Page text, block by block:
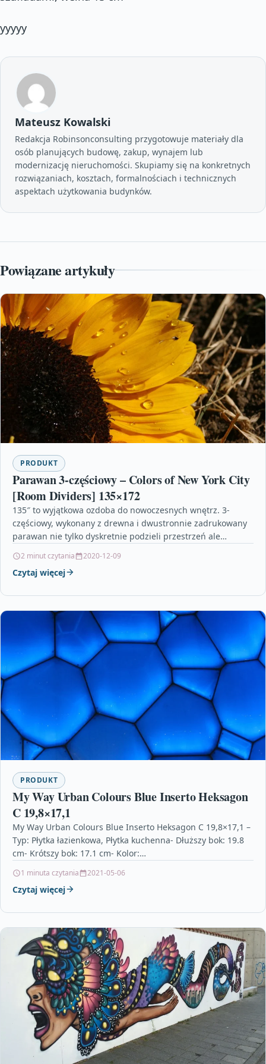
yyyyy
Mateusz Kowalski
Redakcja Robinsonconsulting przygotowuje materiały dla
osób planujących budowę, zakup, wynajem lub
modernizację nieruchomości. Skupiamy się na konkretnych
rozwiązaniach, kosztach, formalnościach i technicznych
aspektach użytkowania budynków.
Powiązane artykuły
PRODUKT
Parawan 3-częściowy – Colors of New York City
[Room Dividers] 135×172
135″ to wyjątkowa ozdoba do nowoczesnych wnętrz. 3-
częściowy, wykonany z drewna i dwustronnie zadrukowany
parawan nie tylko dyskretnie podzieli przestrzeń ale
2 minut czytania 2020-12-09
Czytaj więcej
PRODUKT
My Way Urban Colours Blue Inserto Heksagon
C 19,8×17,1
My Way Urban Colours Blue Inserto Heksagon C 19,8×17,1 –
Typ: Płytka łazienkowa, Płytka kuchenna- Dłuższy bok: 19.8
cm- Krótszy bok: 17.1 cm- Kolor:…
1 minuta czytania 2021-05-06
Czytaj więcej